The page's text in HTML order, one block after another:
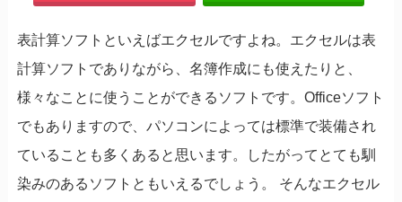
表計算ソフトといえばエクセルですよね。エクセルは表
計算ソフトでありながら、名簿作成にも使えたりと、
様々なことに使うことができるソフトです。Officeソフト
でもありますので、パソコンによっては標準で装備され
ていることも多くあると思います。したがってとても馴
染みのあるソフトともいえるでしょう。 そんなエクセル